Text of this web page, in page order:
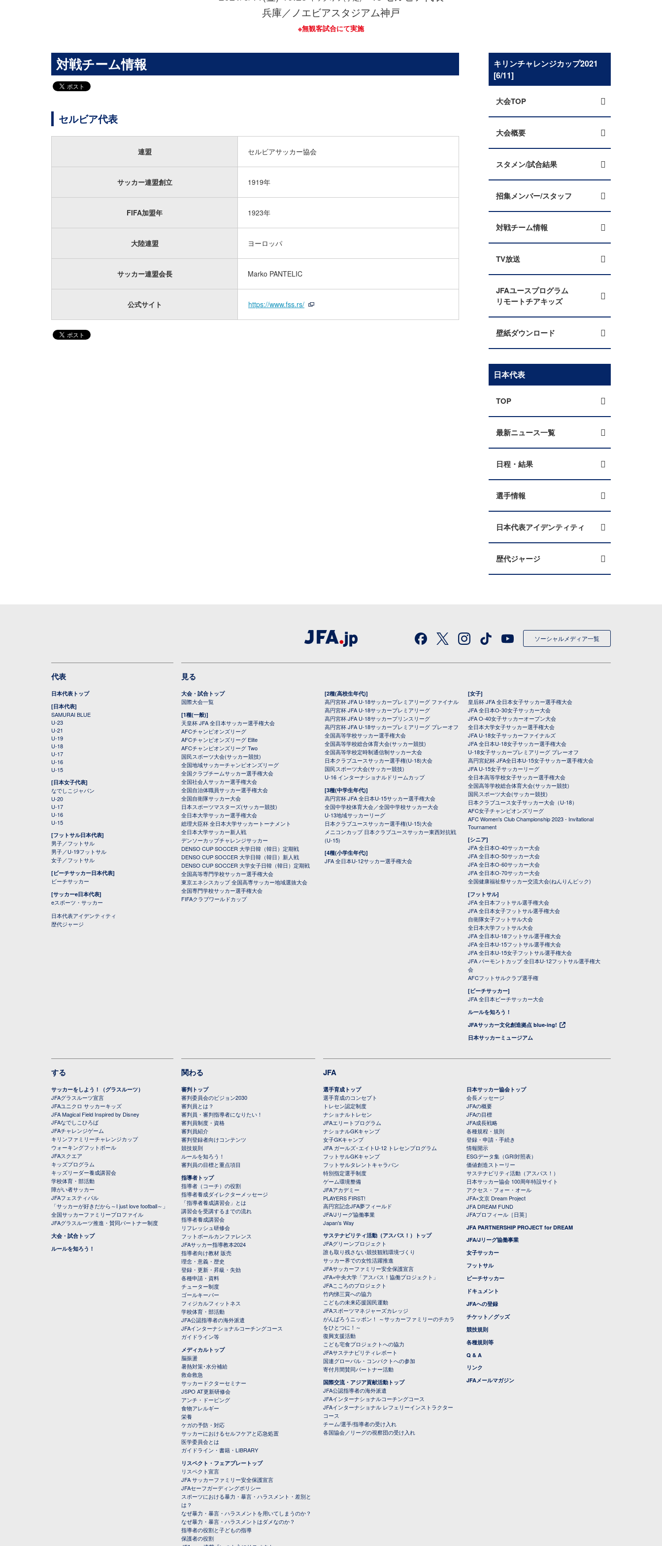
兵庫／ノエビアスタジアム神戸
※無観客試合にて実施
対戦チーム情報
セルビア代表
連盟 セルビアサッカー協会
サッカー連盟創立 1919年
FIFA加盟年 1923年
大陸連盟 ヨーロッパ
サッカー連盟会長 Marko PANTELIC
公式サイト https://www.fss.rs/
キリンチャレンジカップ2021
[6/11]
大会TOP
大会概要
スタメン/試合結果
招集メンバー/スタッフ
対戦チーム情報
TV放送
JFAユースプログラム
リモートチアキッズ
壁紙ダウンロード
日本代表
TOP
最新ニュース一覧
日程・結果
選手情報
日本代表アイデンティティ
歴代ジャージ
ソーシャルメディア一覧
代表
日本代表トップ
[日本代表]
SAMURAI BLUE
U-23
U-21
U-19
U-18
U-17
U-16
U-15
[日本女子代表]
なでしこジャパン
U-20
U-17
U-16
U-15
[フットサル日本代表]
男子／フットサル
男子／U-19フットサル
女子／フットサル
[ビーチサッカー日本代表]
ビーチサッカー
[サッカーe日本代表]
eスポーツ・サッカー
日本代表アイデンティティ
歴代ジャージ
見る
大会・試合トップ
国際大会一覧
[1種(一般)]
天皇杯 JFA 全日本サッカー選手権大会
AFCチャンピオンズリーグ
AFCチャンピオンズリーグ Elite
AFCチャンピオンズリーグ Two
国民スポーツ大会(サッカー競技)
全国地域サッカーチャンピオンズリーグ
全国クラブチームサッカー選手権大会
全国社会人サッカー選手権大会
全国自治体職員サッカー選手権大会
全国自衛隊サッカー大会
日本スポーツマスターズ(サッカー競技)
全日本大学サッカー選手権大会
総理大臣杯 全日本大学サッカートーナメント
全日本大学サッカー新人戦
デンソーカップチャレンジサッカー
DENSO CUP SOCCER 大学日韓（韓日）定期戦
DENSO CUP SOCCER 大学日韓（韓日）新人戦
DENSO CUP SOCCER 大学女子日韓（韓日）定期戦
全国高等専門学校サッカー選手権大会
東京エネシスカップ 全国高専サッカー地域選抜大会
全国専門学校サッカー選手権大会
FIFAクラブワールドカップ
[2種(高校生年代)]
高円宮杯 JFA U-18サッカープレミアリーグ ファイナル
高円宮杯 JFA U-18サッカープレミアリーグ
高円宮杯 JFA U-18サッカープリンスリーグ
高円宮杯 JFA U-18サッカープレミアリーグ プレーオフ
全国高等学校サッカー選手権大会
全国高等学校総合体育大会(サッカー競技)
全国高等学校定時制通信制サッカー大会
日本クラブユースサッカー選手権(U-18)大会
国民スポーツ大会(サッカー競技)
U-16 インターナショナルドリームカップ
[3種(中学生年代)]
高円宮杯 JFA 全日本U-15サッカー選手権大会
全国中学校体育大会／全国中学校サッカー大会
U-13地域サッカーリーグ
日本クラブユースサッカー選手権(U-15)大会
メニコンカップ 日本クラブユースサッカー東西対抗戦
(U-15)
[4種(小学生年代)]
JFA 全日本U-12サッカー選手権大会
[女子]
皇后杯 JFA 全日本女子サッカー選手権大会
JFA 全日本O-30女子サッカー大会
JFA O-40女子サッカーオープン大会
全日本大学女子サッカー選手権大会
JFA U-18女子サッカーファイナルズ
JFA 全日本U-18女子サッカー選手権大会
U-18女子サッカープレミアリーグ プレーオフ
高円宮妃杯 JFA全日本U-15女子サッカー選手権大会
JFA U-15女子サッカーリーグ
全日本高等学校女子サッカー選手権大会
全国高等学校総合体育大会(サッカー競技)
国民スポーツ大会(サッカー競技)
日本クラブユース女子サッカー大会（U-18）
AFC女子チャンピオンズリーグ
AFC Women's Club Championship 2023 - Invitational
Tournament
[シニア]
JFA 全日本O-40サッカー大会
JFA 全日本O-50サッカー大会
JFA 全日本O-60サッカー大会
JFA 全日本O-70サッカー大会
全国健康福祉祭サッカー交流大会(ねんりんピック)
[フットサル]
JFA 全日本フットサル選手権大会
JFA 全日本女子フットサル選手権大会
自衛隊女子フットサル大会
全日本大学フットサル大会
JFA 全日本U-18フットサル選手権大会
JFA 全日本U-15フットサル選手権大会
JFA 全日本U-15女子フットサル選手権大会
JFA バーモントカップ 全日本U-12フットサル選手権大
会
AFCフットサルクラブ選手権
[ビーチサッカー]
JFA 全日本ビーチサッカー大会
ルールを知ろう！
JFAサッカー文化創造拠点 blue-ing!
日本サッカーミュージアム
する
サッカーをしよう！（グラスルーツ）
JFAグラスルーツ宣言
JFAユニクロ サッカーキッズ
JFA Magical Field Inspired by Disney
JFAなでしこひろば
JFAチャレンジゲーム
キリンファミリーチャレンジカップ
ウォーキングフットボール
JFAスクエア
キッズプログラム
キッズリーダー養成講習会
学校体育・部活動
障がい者サッカー
JFAフェスティバル
「サッカーが好きだから～I just love football～」
全国サッカーファミリープロファイル
JFAグラスルーツ推進・賛同パートナー制度
大会・試合トップ
ルールを知ろう！
関わる
審判トップ
審判委員会のビジョン2030
審判員とは？
審判員・審判指導者になりたい！
審判員制度・資格
審判員紹介
審判登録者向けコンテンツ
競技規則
ルールを知ろう！
審判員の目標と重点項目
指導者トップ
指導者（コーチ）の役割
指導者養成ダイレクターメッセージ
「指導者養成講習会」とは
講習会を受講するまでの流れ
指導者養成講習会
リフレッシュ研修会
フットボールカンファレンス
JFAサッカー指導教本2024
指導者向け教材 販売
理念・意義・歴史
登録・更新・昇級・失効
各種申請・資料
チューター制度
ゴールキーパー
フィジカルフィットネス
学校体育・部活動
JFA公認指導者の海外派遣
JFAインターナショナルコーチングコース
ガイドライン等
メディカルトップ
脳振盪
暑熱対策･水分補給
救命救急
サッカードクターセミナー
JSPO AT更新研修会
アンチ・ドーピング
食物アレルギー
栄養
ケガの予防・対応
サッカーにおけるセルフケアと応急処置
医学委員会とは
ガイドライン・書籍・LIBRARY
リスペクト・フェアプレートップ
リスペクト宣言
JFA サッカーファミリー安全保護宣言
JFAセーフガーディングポリシー
スポーツにおける暴力・暴言・ハラスメント・差別と
は？
なぜ暴力・暴言・ハラスメントを用いてしまうのか？
なぜ暴力・暴言・ハラスメントはダメなのか？
指導者の役割と子どもの指導
保護者の役割
JFA
選手育成トップ
選手育成のコンセプト
トレセン認定制度
ナショナルトレセン
JFAエリートプログラム
ナショナルGKキャンプ
女子GKキャンプ
JFA ガールズ･エイトU-12 トレセンプログラム
フットサルGKキャンプ
フットサルタレントキャラバン
特別指定選手制度
ゲーム環境整備
JFAアカデミー
PLAYERS FIRST!
高円宮記念JFA夢フィールド
JFA/Jリーグ協働事業
Japan's Way
サステナビリティ活動（アスパス！）トップ
JFAグリーンプロジェクト
誰も取り残さない競技観戦環境づくり
サッカー界での女性活躍推進
JFAサッカーファミリー安全保護宣言
JFA×中央大学「アスパス！協働プロジェクト」
JFAこころのプロジェクト
竹内悌三賞への協力
こどもの未来応援国民運動
JFAスポーツマネジャーズカレッジ
がんばろうニッポン！ ～サッカーファミリーのチカラ
をひとつに！～
復興支援活動
こども宅食プロジェクトへの協力
JFAサステナビリティレポート
国連グローバル・コンパクトへの参加
寄付月間賛同パートナー活動
国際交流・アジア貢献活動トップ
JFA公認指導者の海外派遣
JFAインターナショナルコーチングコース
JFAインターナショナル レフェリーインストラクター
コース
チーム/選手/指導者の受け入れ
各国協会／リーグの視察団の受け入れ
日本サッカー協会トップ
会長メッセージ
JFAの概要
JFAの目標
JFA成長戦略
各種規程・規則
登録・申請・手続き
情報開示
ESGデータ集（GRI対照表）
価値創造ストーリー
サステナビリティ活動（アスパス！）
日本サッカー協会 100周年特設サイト
アクセス・フォー・オール
JFA×文京 Dream Project
JFA DREAM FUND
JFAプロフィール［日英］
JFA PARTNERSHIP PROJECT for DREAM
JFA/Jリーグ協働事業
女子サッカー
フットサル
ビーチサッカー
ドキュメント
JFAへの登録
チケット／グッズ
競技規則
各種規則等
Q & A
リンク
JFAメールマガジン